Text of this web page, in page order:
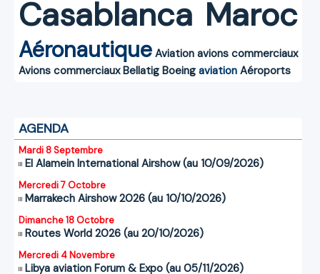
Casablanca Maroc
Aéronautique Aviation avions commerciaux
Avions commerciaux Bellatig Boeing aviation Aéroports
AGENDA
Mardi 8 Septembre
El Alamein International Airshow (au 10/09/2026)
Mercredi 7 Octobre
Marrakech Airshow 2026 (au 10/10/2026)
Dimanche 18 Octobre
Routes World 2026 (au 20/10/2026)
Mercredi 4 Novembre
Libya aviation Forum & Expo (au 05/11/2026)